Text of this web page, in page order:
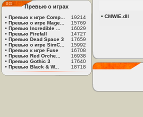
Превью о играх
• Превью к игре Comp...
19214
• Превью о игре Mage...
15769
• Превью Incredible ...
16029
• Превью Firefall
14727
• Превью Dead Space 3
17659
• Превью о игре SimC...
15992
• Превью к игре Fuse
16708
• Превью Red Orche...
16938
• Превью Gothic 3
17640
• Превью Black & W... 18718
• CMWIE.dll